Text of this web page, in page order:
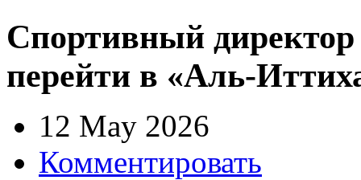
Спортивный
перейти в «Аль-
12 May 2026
Комментировать